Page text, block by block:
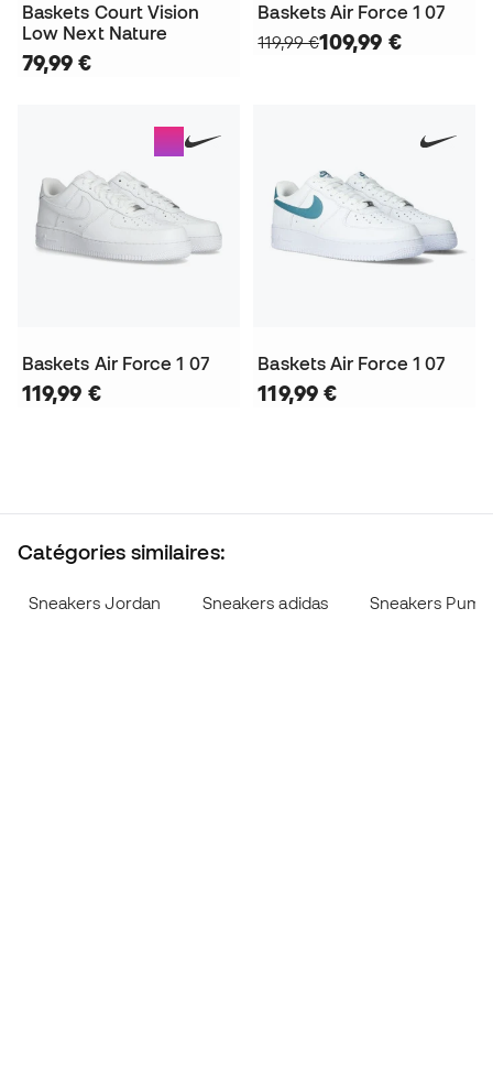
Baskets Court Vision
Low Next Nature
79,99 €
Baskets Air Force 1 07
119,99 €109,99 €
Baskets Air Force 1 07
119,99 €
Baskets Air Force 1 07
119,99 €
Catégories similaires:
Sneakers Jordan Sneakers adidas Sneakers Puma